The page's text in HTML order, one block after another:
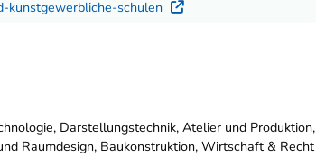
kunstgewerbliche-schulen Externer Link
Darstellungstechnik, Atelier und Produktion,
Raumdesign, Baukonstruktion, Wirtschaft & Recht